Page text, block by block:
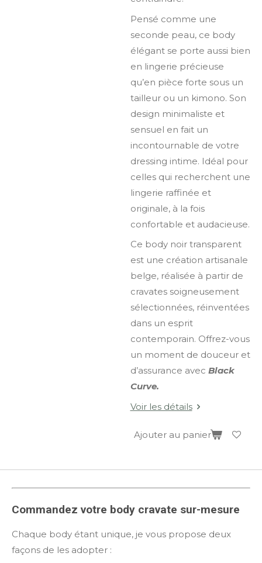
Pensé comme une
seconde peau, ce body
élégant se porte aussi bien
en lingerie précieuse
qu’en pièce forte sous un
tailleur ou un kimono. Son
design minimaliste et
sensuel en fait un
incontournable de votre
dressing intime. Idéal pour
celles qui recherchent une
lingerie raffinée et
originale, à la fois
confortable et audacieuse.
Ce body noir transparent
est une création artisanale
belge, réalisée à partir de
cravates soigneusement
sélectionnées, réinventées
dans un esprit
contemporain. Offrez-vous
un moment de douceur et
d’assurance avec Black
Curve.
Voir les détails
Ajouter au panier
Commandez votre body cravate sur-mesure
Chaque body étant unique, je vous propose deux
façons de les adopter :